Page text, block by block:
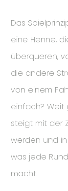
Das
eine Henne,
überqueren,
die andere
von einem
einfach? Weit
steigt mit der
werden und
was jede
macht.